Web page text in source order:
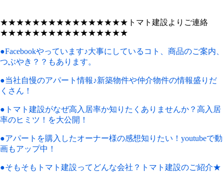
★★★★★★★★★★★★★★★★トマト建設よりご連絡
★★★★★★★★★★★★★★★★
●Facebookやっています♪大事にしているコト、商品のご案内、
つぶやき？？もあります。
●当社自慢のアパート情報♪新築物件や仲介物件の情報盛りだ
くさん！
●トマト建設がなぜ高入居率か知りたくありませんか？高入居
率のヒミツ！を大公開！
●アパートを購入したオーナー様の感想知りたい！youtubeで動
画もアップ中！
●そもそもトマト建設ってどんな会社？トマト建設のご紹介★